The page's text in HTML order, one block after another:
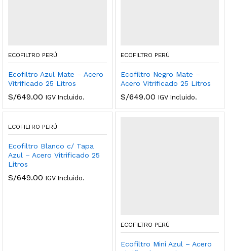
ECOFILTRO PERÚ
Ecofiltro Azul Mate – Acero
Vitrificado 25 Litros
S/649.00 IGV Incluido.
ECOFILTRO PERÚ
Ecofiltro Negro Mate –
Acero Vitrificado 25 Litros
S/649.00 IGV Incluido.
ECOFILTRO PERÚ
Ecofiltro Blanco c/ Tapa
Azul – Acero Vitrificado 25
Litros
S/649.00 IGV Incluido.
ECOFILTRO PERÚ
Ecofiltro Mini Azul – Acero